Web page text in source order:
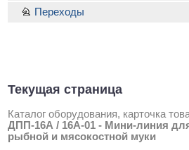
Текущая страница
Каталог оборудования, карточка
ДПП-16А / 16А-01 - Мини-линия
рыбной и мясокостной муки
Переходы